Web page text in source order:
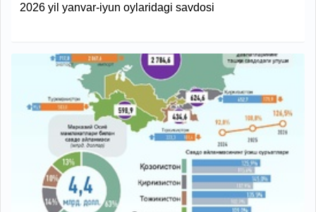
2026 yil yanvar-iyun oylaridagi savdosi